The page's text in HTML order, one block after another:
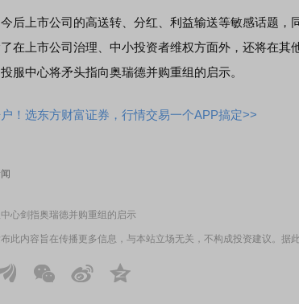
上市公司的高送转、分红、利益输送等敏感话题，
在上市公司治理、中小投资者维权方面外，还将在其
服中心将矛头指向奥瑞德并购重组的启示。
！选东方财富证券，行情交易一个APP搞定>>
心剑指奥瑞德并购重组的启示
此内容旨在传播更多信息，与本站立场无关，不构成投资建议。据